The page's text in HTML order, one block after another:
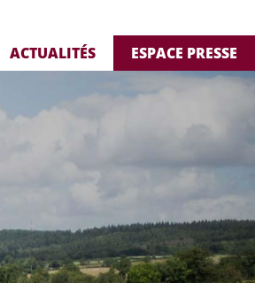
ACTUALITÉS ESPACE PRESSE